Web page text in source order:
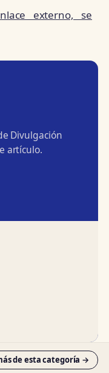
externo, se
Divulgación
artículo.
de esta categoría →